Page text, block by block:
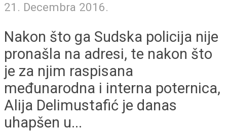
21. Decembra 2016.
Nakon što ga Sudska policija nije
pronašla na adresi, te nakon što
je za njim raspisana
međunarodna i interna poternica,
Alija Delimustafić je danas
uhapšen u...